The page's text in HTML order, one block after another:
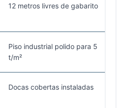
12 metros livres de gabarito
Piso industrial polido para 5
t/m²
Docas cobertas instaladas